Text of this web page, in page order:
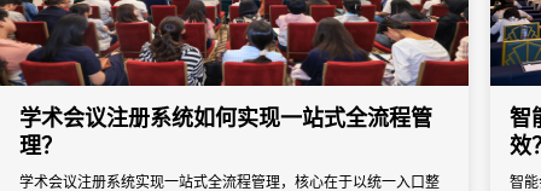
学术会议注册系统如何实现一站式全流程管
理？
学术会议注册系统实现一站式全流程管理，核心在于以统一入口整
智
效
智